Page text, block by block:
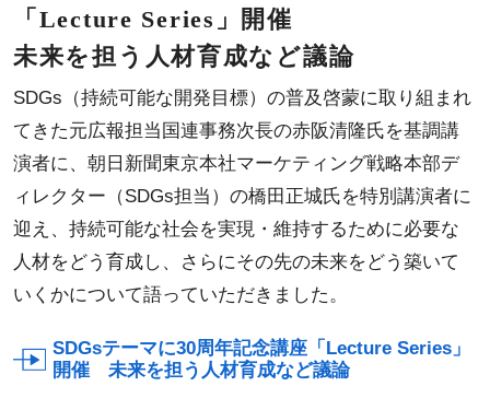
「Lecture Series」開催
未来を担う人材育成など議論
SDGs（持続可能な開発目標）の普及啓蒙に取り組まれ
てきた元広報担当国連事務次長の赤阪清隆氏を基調講
演者に、朝日新聞東京本社マーケティング戦略本部デ
ィレクター（SDGs担当）の橋田正城氏を特別講演者に
迎え、持続可能な社会を実現・維持するために必要な
人材をどう育成し、さらにその先の未来をどう築いて
いくかについて語っていただきました。
SDGsテーマに30周年記念講座「Lecture Series」
開催 未来を担う人材育成など議論